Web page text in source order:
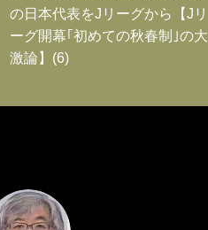
の日本代表をJリーグから【Jリ
ーグ開幕｢初めての秋春制｣の大
激論】(6)